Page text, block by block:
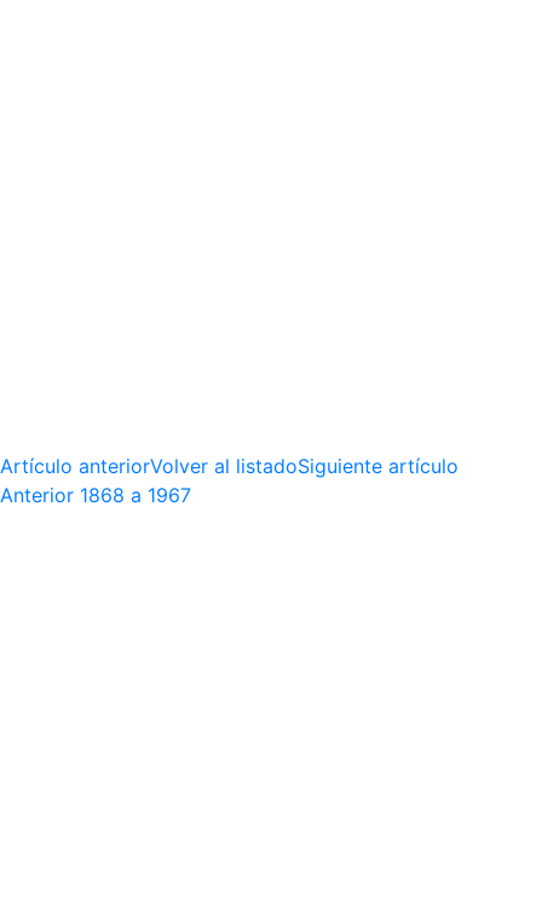
Artículo anteriorVolver al listadoSiguiente artículo
Anterior 1868 a 1967